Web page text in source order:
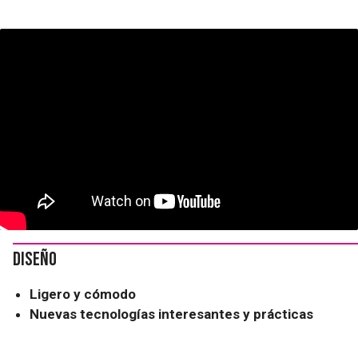
Diseño
Ligero y cómodo
Nuevas tecnologías interesantes y prácticas